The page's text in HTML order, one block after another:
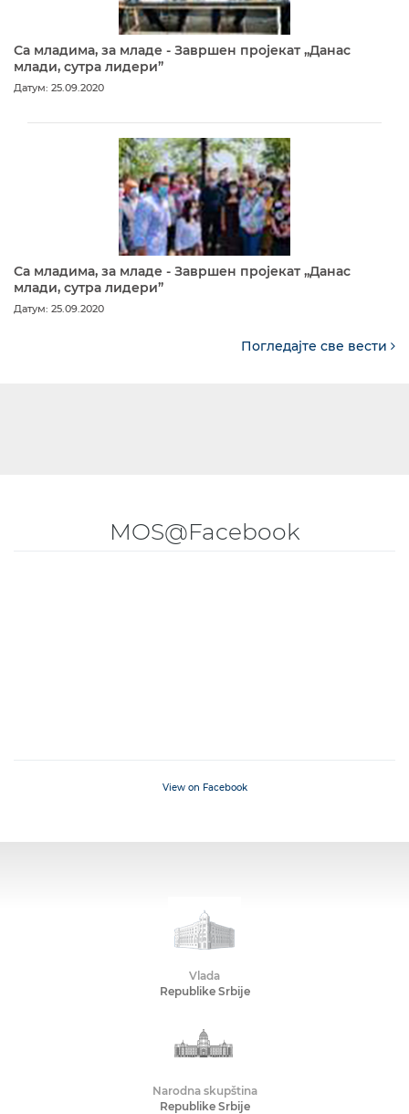
Са младима, за младе - Завршен пројекат „Данас
млади, сутра лидери”
Датум: 25.09.2020
Са младима, за младе - Завршен пројекат „Данас
млади, сутра лидери”
Датум: 25.09.2020
Погледајте све вести
MOS@Facebook
View on Facebook
Vlada
Republike Srbije
Narodna skupština
Republike Srbije